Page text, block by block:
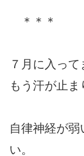
＊＊＊
７月に入って
もう汗が止ま
自律神経が
い。